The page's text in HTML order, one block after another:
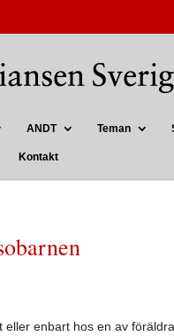
ANDT Teman
Kontakt
enbart hos en av